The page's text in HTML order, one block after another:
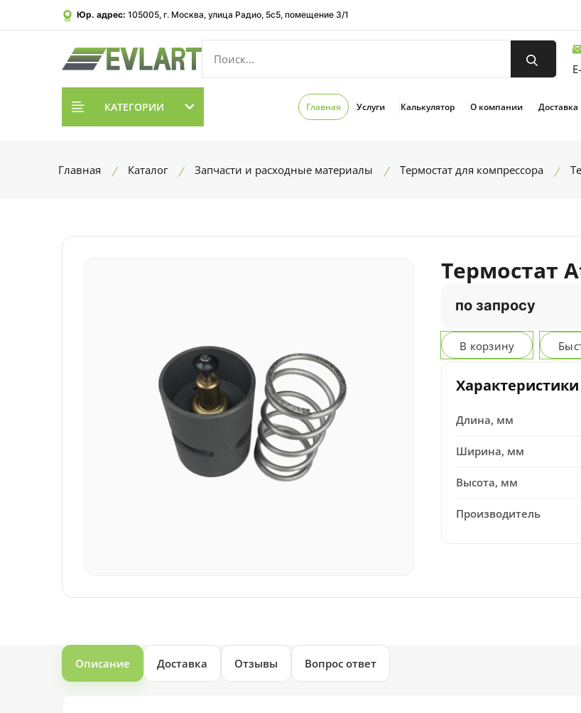
Юр. адрес: 105005, г. Москва, улица Радио, 5с5, помещение 3/1
КАТЕГОРИИ Главная Услуги Калькулятор О компании Доставка
Главная Каталог Запчасти и расходные материалы Термостат для компрессора
Термостат
по запросу
В корзину
Характеристики
Длина, мм
Ширина, мм
Высота, мм
Производитель
Описание Доставка Отзывы Вопрос ответ